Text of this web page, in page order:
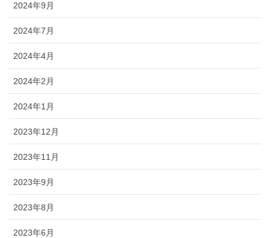
2024年9月
2024年7月
2024年4月
2024年2月
2024年1月
2023年12月
2023年11月
2023年9月
2023年8月
2023年6月